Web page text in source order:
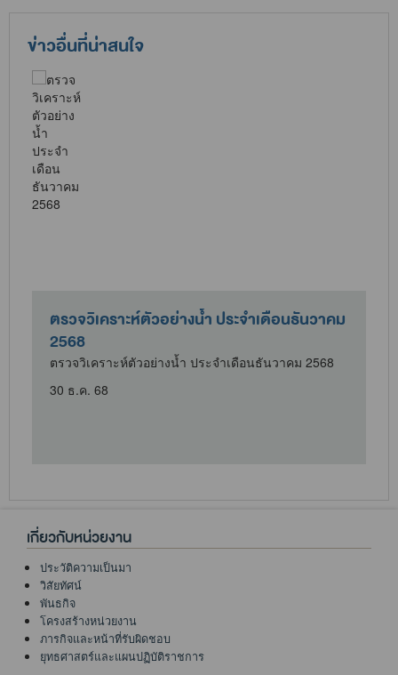
ข่าวอื่นที่น่าสนใจ
ตรวจวิเคราะห์ตัวอย่างน้ำ ประจำเดือนธันวาคม
2568
ตรวจวิเคราะห์ตัวอย่างน้ำ ประจำเดือนธันวาคม 2568
30 ธ.ค. 68
เกี่ยวกับหน่วยงาน
ประวัติความเป็นมา
วิสัยทัศน์
พันธกิจ
โครงสร้างหน่วยงาน
ภารกิจและหน้าที่รับผิดชอบ
ยุทธศาสตร์และแผนปฏิบัติราชการ